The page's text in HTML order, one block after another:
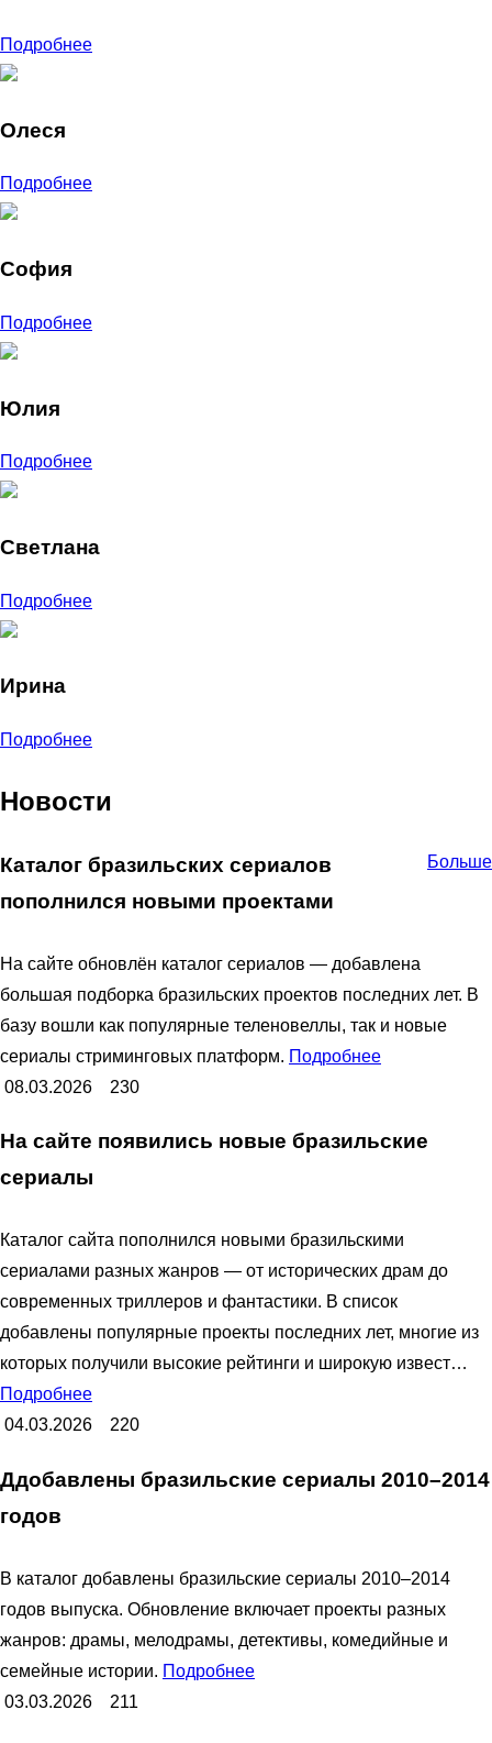
Подробнее
Олеся
Подробнее
София
Подробнее
Юлия
Подробнее
Светлана
Подробнее
Ирина
Подробнее
Новости
Больше
Каталог бразильских сериалов
пополнился новыми проектами
На сайте обновлён каталог сериалов — добавлена
большая подборка бразильских проектов последних лет. В
базу вошли как популярные теленовеллы, так и новые
сериалы стриминговых платформ. Подробнее
08.03.2026
230
На сайте появились новые бразильские
сериалы
Каталог сайта пополнился новыми бразильскими
сериалами разных жанров — от исторических драм до
современных триллеров и фантастики. В список
добавлены популярные проекты последних лет, многие из
которых получили высокие рейтинги и широкую извест…
Подробнее
04.03.2026
220
Ддобавлены бразильские сериалы 2010–2014
годов
В каталог добавлены бразильские сериалы 2010–2014
годов выпуска. Обновление включает проекты разных
жанров: драмы, мелодрамы, детективы, комедийные и
семейные истории. Подробнее
03.03.2026
211